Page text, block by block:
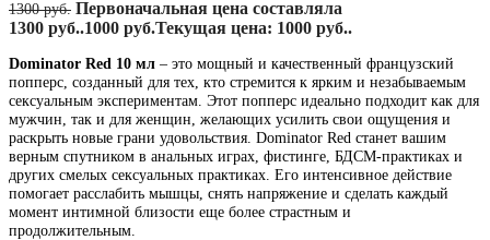
1300руб. Первоначальная цена составляла
1300 руб..1000 руб.Текущая цена: 1000 руб..
Dominator Red 10 мл – это мощный и качественный французский
попперс, созданный для тех, кто стремится к ярким и незабываемым
сексуальным экспериментам. Этот попперс идеально подходит как для
мужчин, так и для женщин, желающих усилить свои ощущения и
раскрыть новые грани удовольствия. Dominator Red станет вашим
верным спутником в анальных играх, фистинге, БДСМ-практиках и
других смелых сексуальных практиках. Его интенсивное действие
помогает расслабить мышцы, снять напряжение и сделать каждый
момент интимной близости еще более страстным и
продолжительным.